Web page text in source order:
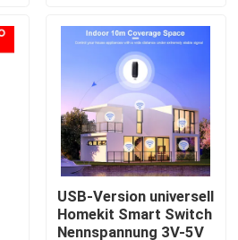
Homekit
USB-Version universell
Homekit Smart Switch
Nennspannung 3V-5V